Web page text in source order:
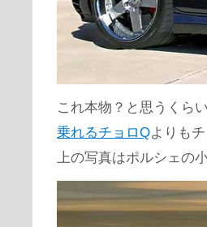
これ本物？と思うくら
乗れるチョロQよりも
上の写真はポルシェの